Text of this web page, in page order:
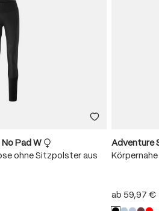
Pad W
ohne Sitzpolster aus
Adventure
ab 59,97 €